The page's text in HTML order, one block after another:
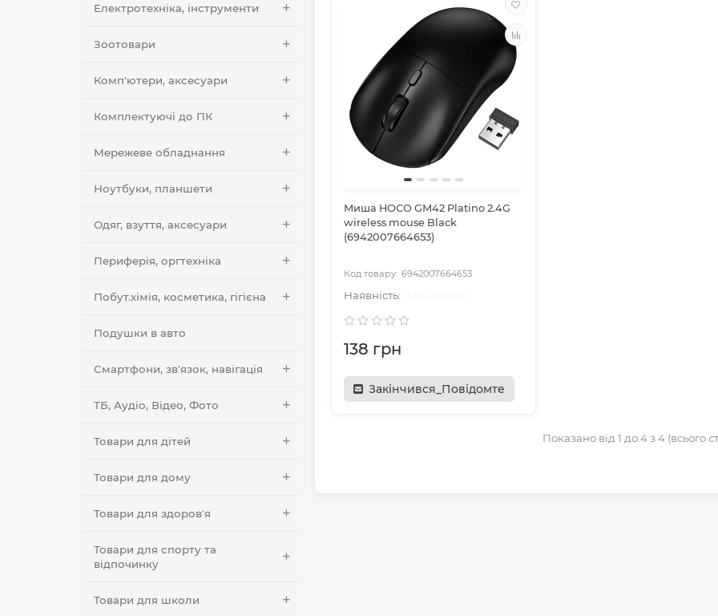
Електротехніка, інструменти
Зоотовари
Комп'ютери, аксесуари
Комплектуючі до ПК
Мережеве обладнання
Ноутбуки, планшети
Одяг, взуття, аксесуари
Периферія, оргтехніка
Побут.хімія, косметика, гігієна
Подушки в авто
Смартфони, зв'язок, навігація
ТБ, Аудіо, Відео, Фото
Товари для дітей
Товари для дому
Товари для здоров'я
Товари для спорту та
відпочинку
Товари для школи
Миша HOCO GM42 Platino 2.4G
wireless mouse Black
(6942007664653)
6942007664653
138 грн
Закінчився_Повідомте
Показано від 1 до 4 з 4 (всього